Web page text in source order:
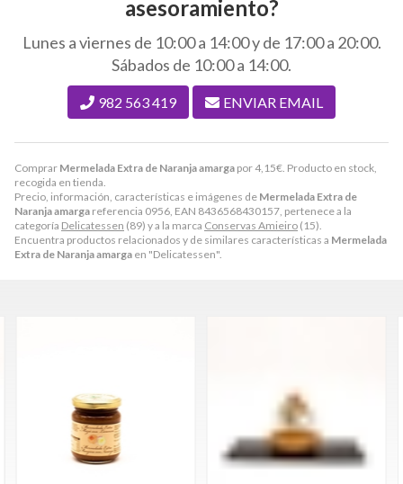
Comprar Mermelada Extra de Naranja amarga por4,15€. Producto en stock,
recogida en tienda.
Precio, información, características e imágenes de Mermelada Extra de
Naranja amarga referencia 0956, EAN 8436568430157, pertenece a la
categoría Delicatessen (89) y a la marca Conservas Amieiro (15).
Encuentra productos relacionados y de similares características a Mermelada
Extra de Naranja amarga en "Delicatessen".
asesoramiento?
Lunes a viernes de 10:00 a 14:00 y de 17:00 a 20:00.
Sábados de 10:00 a 14:00.
982 563 419 ENVIAR EMAIL